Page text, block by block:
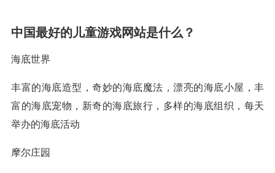
中国最好的儿童游戏网站是什么？
海底世界
丰富的海底造型，奇妙的海底魔法，漂亮的海底小屋，丰
富的海底宠物，新奇的海底旅行，多样的海底组织，每天
举办的海底活动
摩尔庄园